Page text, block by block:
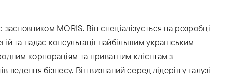
MORIS. Він спеціалізується на розробці
та надає консультації найбільшим українським
корпораціям та приватним клієнтам з
ведення бізнесу. Він визнаний серед лідерів у галузі